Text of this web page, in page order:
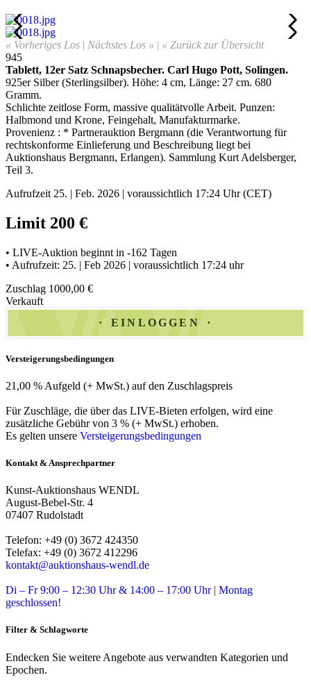
« Vorheriges Los | Nächstes Los » | « Zurück zur Übersicht
945
Tablett, 12er Satz Schnapsbecher. Carl Hugo Pott, Solingen.
925er Silber (Sterlingsilber). Höhe: 4 cm, Länge: 27 cm. 680
Gramm.
Schlichte zeitlose Form, massive qualitätvolle Arbeit. Punzen:
Halbmond und Krone, Feingehalt, Manufakturmarke.
Provenienz : * Partnerauktion Bergmann (die Verantwortung für
rechtskonforme Einlieferung und Beschreibung liegt bei
Auktionshaus Bergmann, Erlangen). Sammlung Kurt Adelsberger,
Teil 3.
Aufrufzeit 25. | Feb. 2026 | voraussichtlich 17:24 Uhr (CET)
Limit 200 €
• LIVE-Auktion beginnt in -162 Tagen
• Aufrufzeit: 25. | Feb 2026 | voraussichtlich 17:24 uhr
Zuschlag 1000,00 €
Verkauft
EINLOGGEN
Versteigerungsbedingungen
21,00 % Aufgeld (+ MwSt.) auf den Zuschlagspreis
Für Zuschläge, die über das LIVE-Bieten erfolgen, wird eine
zusätzliche Gebühr von 3 % (+ MwSt.) erhoben.
Es gelten unsere Versteigerungsbedingungen
Kontakt & Ansprechpartner
Kunst-Auktionshaus WENDL
August-Bebel-Str. 4
07407 Rudolstadt
Telefon: +49 (0) 3672 424350
Telefax: +49 (0) 3672 412296
kontakt@auktionshaus-wendl.de
Di – Fr 9:00 – 12:30 Uhr & 14:00 – 17:00 Uhr | Montag
geschlossen!
Filter & Schlagworte
Endecken Sie weitere Angebote aus verwandten Kategorien und
Epochen.